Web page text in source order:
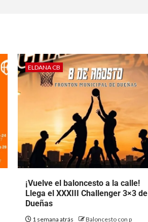
ELDANA CB
¡Vuelve el baloncesto a la calle!
Llega el XXXIII Challenger 3×3 de
Dueñas
1 semana atrás Baloncesto con p